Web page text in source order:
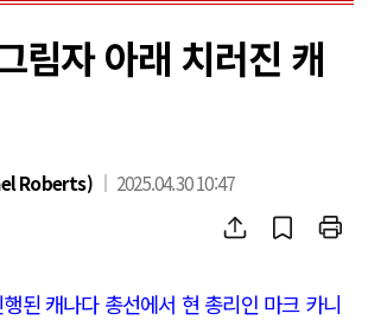
림자 아래 치러진 캐
Roberts) 2025.04.30 10:47
된 캐나다 총선에서 현 총리인 마크 카니